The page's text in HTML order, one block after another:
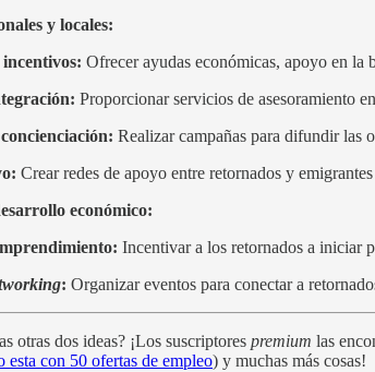
y locales:
Ofrecer ayudas económicas, apoyo en la
Proporcionar servicios de asesoramiento
Realizar campañas para difundir las
Crear redes de apoyo entre retornados y
económico:
Incentivar a los retornados a iniciar
: Organizar eventos para conectar a
otras dos ideas? ¡Los suscriptores premium las
esta con 50 ofertas de empleo) y muchas más cosas!